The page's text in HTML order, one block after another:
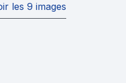
les 9 images